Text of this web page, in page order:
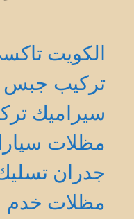
الكويت
تركيب جبس
سيراميك
مظلات
جدران
مظلات خدم